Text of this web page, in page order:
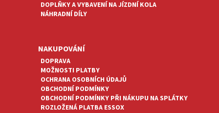
DOPLŇKY A VYBAVENÍ NA JÍZDNÍ KOLA
NÁHRADNÍ DÍLY
NAKUPOVÁNÍ
DOPRAVA
MOŽNOSTI PLATBY
OCHRANA OSOBNÍCH ÚDAJŮ
OBCHODNÍ PODMÍNKY
OBCHODNÍ PODMÍNKY PŘI NÁKUPU NA SPLÁTKY
ROZLOŽENÁ PLATBA ESSOX